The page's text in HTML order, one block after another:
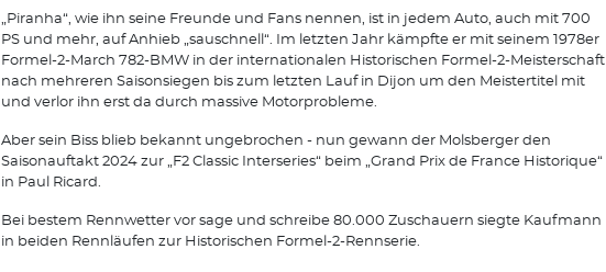
„Piranha“, wie ihn seine Freunde und Fans nennen, ist in jedem Auto, auch mit 700
PS und mehr, auf Anhieb „sauschnell“. Im letzten Jahr kämpfte er mit seinem 1978er
Formel-2-March 782-BMW in der internationalen Historischen Formel-2-Meisterschaft
nach mehreren Saisonsiegen bis zum letzten Lauf in Dijon um den Meistertitel mit
und verlor ihn erst da durch massive Motorprobleme.
Aber sein Biss blieb bekannt ungebrochen - nun gewann der Molsberger den
Saisonauftakt 2024 zur „F2 Classic Interseries“ beim „Grand Prix de France Historique“
in Paul Ricard.
Bei bestem Rennwetter vor sage und schreibe 80.000 Zuschauern siegte Kaufmann
in beiden Rennläufen zur Historischen Formel-2-Rennserie.